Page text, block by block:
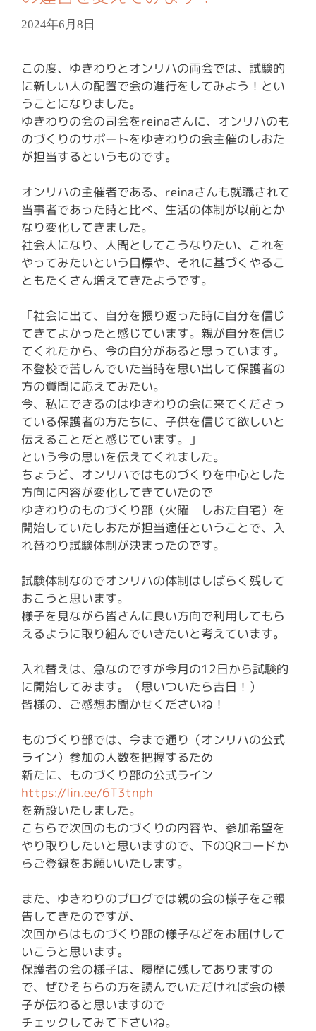
2024年6月8日
この度、ゆきわりとオンリハの両会では、試験的
に新しい人の配置で会の進行をしてみよう！とい
うことになりました。
ゆきわりの会の司会をreinaさんに、オンリハのも
のづくりのサポートをゆきわりの会主催のしおた
が担当するというものです。
オンリハの主催者である、reinaさんも就職されて
当事者であった時と比べ、生活の体制が以前とか
なり変化してきました。
社会人になり、人間としてこうなりたい、これを
やってみたいという目標や、それに基づくやるこ
ともたくさん増えてきたようです。
「社会に出て、自分を振り返った時に自分を信じ
てきてよかったと感じています。親が自分を信じ
てくれたから、今の自分があると思っています。
不登校で苦しんでいた当時を思い出して保護者の
方の質問に応えてみたい。
今、私にできるのはゆきわりの会に来てくださっ
ている保護者の方たちに、子供を信じて欲しいと
伝えることだと感じています。」
という今の思いを伝えてくれました。
ちょうど、オンリハではものづくりを中心とした
方向に内容が変化してきていたので
ゆきわりのものづくり部（火曜 しおた自宅）を
開始していたしおたが担当適任ということで、入
れ替わり試験体制が決まったのです。
試験体制なのでオンリハの体制はしばらく残して
おこうと思います。
様子を見ながら皆さんに良い方向で利用してもら
えるように取り組んでいきたいと考えています。
入れ替えは、急なのですが今月の12日から試験的
に開始してみます。（思いついたら吉日！）
皆様の、ご感想お聞かせくださいね！
ものづくり部では、今まで通り（オンリハの公式
ライン）参加の人数を把握するため
新たに、ものづくり部の公式ライン
https://lin.ee/6T3tnph
を新設いたしました。
こちらで次回のものづくりの内容や、参加希望を
やり取りしたいと思いますので、下のQRコードか
らご登録をお願いいたします。
また、ゆきわりのブログでは親の会の様子をご報
告してきたのですが、
次回からはものづくり部の様子などをお届けして
いこうと思います。
保護者の会の様子は、履歴に残してありますの
で、ぜひそちらの方を読んでいただければ会の様
子が伝わると思いますので
チェックしてみて下さいね。